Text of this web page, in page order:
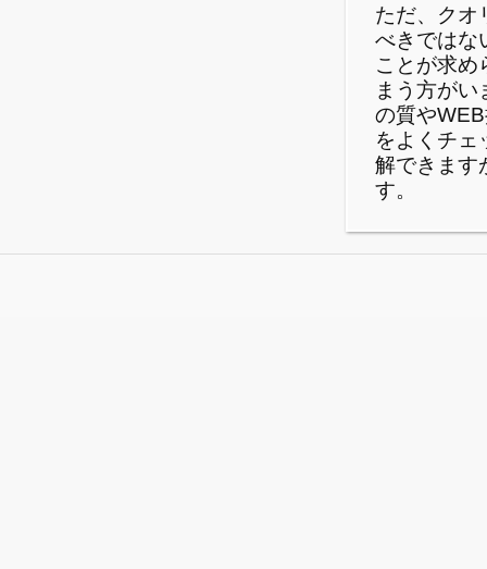
ただ、クオ
べきではな
ことが求め
まう方が
の質や
をよくチェ
解できます
す。